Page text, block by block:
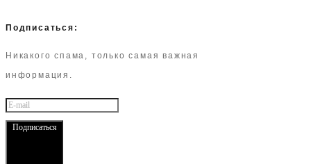
Подписаться:
Никакого спама, только самая важная
информация.
Подписаться